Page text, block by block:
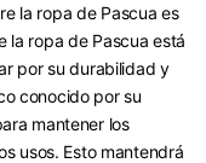
la ropa de Pascua es
la ropa de Pascua está
por su durabilidad y
conocido por su
mantener los
usos. Esto mantendrá